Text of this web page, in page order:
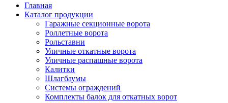
Главная
Каталог продукции
Гаражные секционные ворота
Роллетные ворота
Рольставни
Уличные откатные ворота
Уличные распашные ворота
Калитки
Шлагбаумы
Системы ограждений
Комплекты балок для откатных ворот